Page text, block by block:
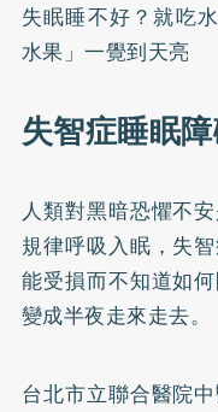
失眠睡不好？就吃
水果」一覺到天亮
失智症睡眠
人類對黑暗恐懼不
規律呼吸入眠，失
能受損而不知道如
變成半夜走來走去。
台北市立聯合醫院